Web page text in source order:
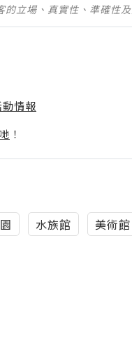
立場、真實性、準確性
動情報
！
水族館
美術館